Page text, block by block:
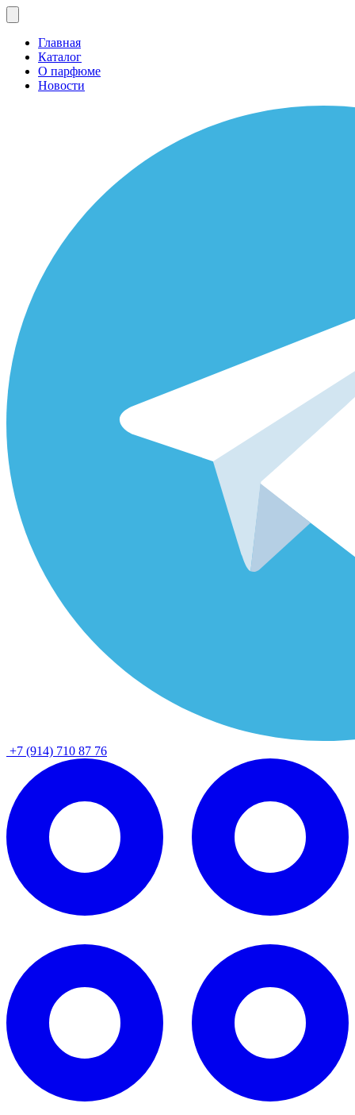
Главная
Каталог
О парфюме
Новости
+7 (914) 710 87 76